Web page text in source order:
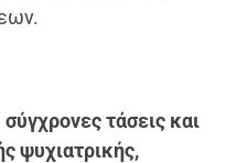
σύγχρονες τάσεις και
ψυχιατρικής,